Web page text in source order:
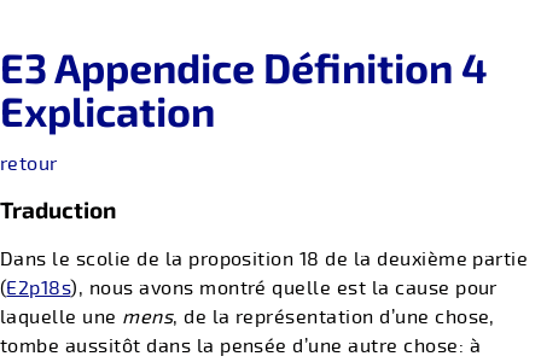
E3 Appendice Définition 4
Explication
retour
Traduction
Dans le scolie de la proposition 18 de la deuxième partie
(E2p18s), nous avons montré quelle est la cause pour
laquelle une mens, de la représentation d’une chose,
tombe aussitôt dans la pensée d’une autre chose: à